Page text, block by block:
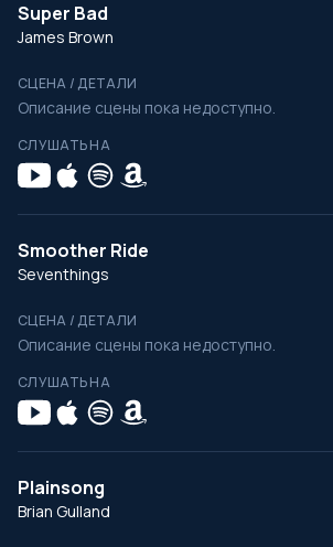
Super Bad
James Brown
СЦЕНА / ДЕТАЛИ
Описание сцены пока недоступно.
СЛУШАТЬ НА
Smoother Ride
Seventhings
СЦЕНА / ДЕТАЛИ
Описание сцены пока недоступно.
СЛУШАТЬ НА
Plainsong
Brian Gulland